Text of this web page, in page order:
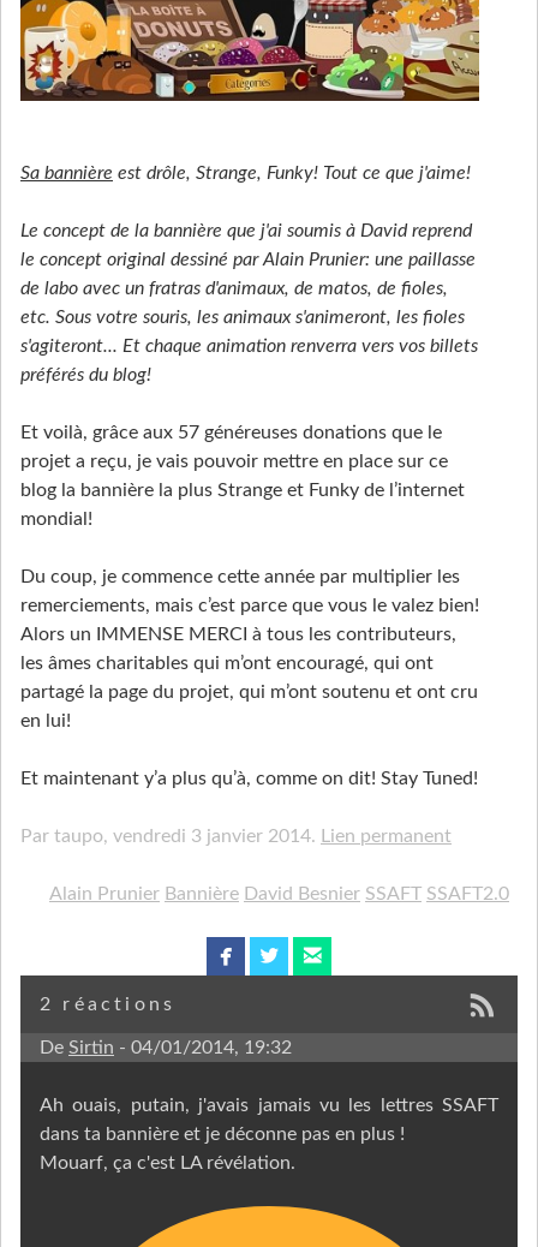
Sa bannière est drôle, Strange, Funky! Tout ce que j'aime!
Le concept de la bannière que j'ai soumis à David reprend
le concept original dessiné par Alain Prunier: une paillasse
de labo avec un fratras d'animaux, de matos, de fioles,
etc. Sous votre souris, les animaux s'animeront, les fioles
s'agiteront... Et chaque animation renverra vers vos billets
préférés du blog!
Et voilà, grâce aux 57 généreuses donations que le
projet a reçu, je vais pouvoir mettre en place sur ce
blog la bannière la plus Strange et Funky de l’internet
mondial!
Du coup, je commence cette année par multiplier les
remerciements, mais c’est parce que vous le valez bien!
Alors un IMMENSE MERCI à tous les contributeurs,
les âmes charitables qui m’ont encouragé, qui ont
partagé la page du projet, qui m’ont soutenu et ont cru
en lui!
Et maintenant y’a plus qu’à, comme on dit! Stay Tuned!
Par taupo, vendredi 3 janvier 2014. Lien permanent
Alain Prunier Bannière David Besnier SSAFT SSAFT2.0
facebook twitterbird email
2 réactions
De Sirtin - 04/01/2014, 19:32
Ah ouais, putain, j'avais jamais vu les lettres SSAFT
dans ta bannière et je déconne pas en plus !
Mouarf, ça c'est LA révélation.